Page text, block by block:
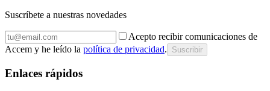
Suscríbete a nuestras novedades
Acepto recibir comunicaciones de
Accem y he leído la política de privacidad. Suscribir
Enlaces rápidos